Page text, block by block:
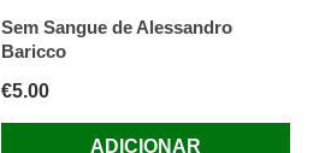
Sem Sangue de Alessandro
Baricco
€5.00
ADICIONAR